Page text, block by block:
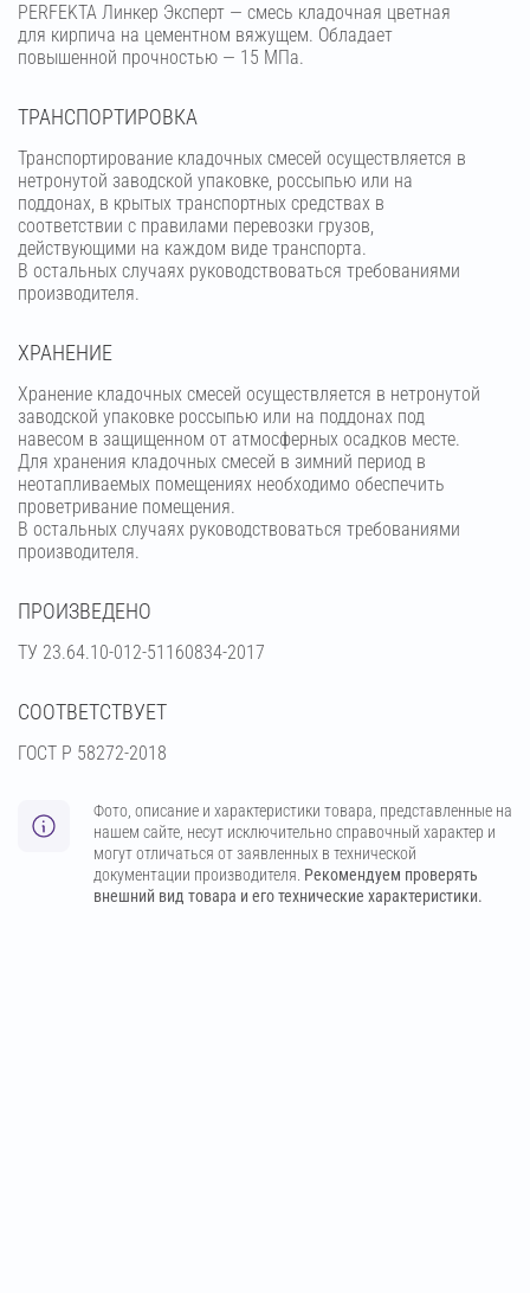
PERFEKTA Линкер Эксперт — смесь кладочная цветная
для кирпича на цементном вяжущем. Обладает
повышенной прочностью — 15 МПа.
ТРАНСПОРТИРОВКА
Транспортирование кладочных смесей осуществляется в
нетронутой заводской упаковке, россыпью или на
поддонах, в крытых транспортных средствах в
соответствии с правилами перевозки грузов,
действующими на каждом виде транспорта.
В остальных случаях руководствоваться требованиями
производителя.
ХРАНЕНИЕ
Хранение кладочных смесей осуществляется в нетронутой
заводской упаковке россыпью или на поддонах под
навесом в защищенном от атмосферных осадков месте.
Для хранения кладочных смесей в зимний период в
неотапливаемых помещениях необходимо обеспечить
проветривание помещения.
В остальных случаях руководствоваться требованиями
производителя.
ПРОИЗВЕДЕНО
ТУ 23.64.10-012-51160834-2017
СООТВЕТСТВУЕТ
ГОСТ Р 58272-2018
Фото, описание и характеристики товара, представленные на
нашем сайте, несут исключительно справочный характер и
могут отличаться от заявленных в технической
документации производителя. Рекомендуем проверять
внешний вид товара и его технические характеристики.